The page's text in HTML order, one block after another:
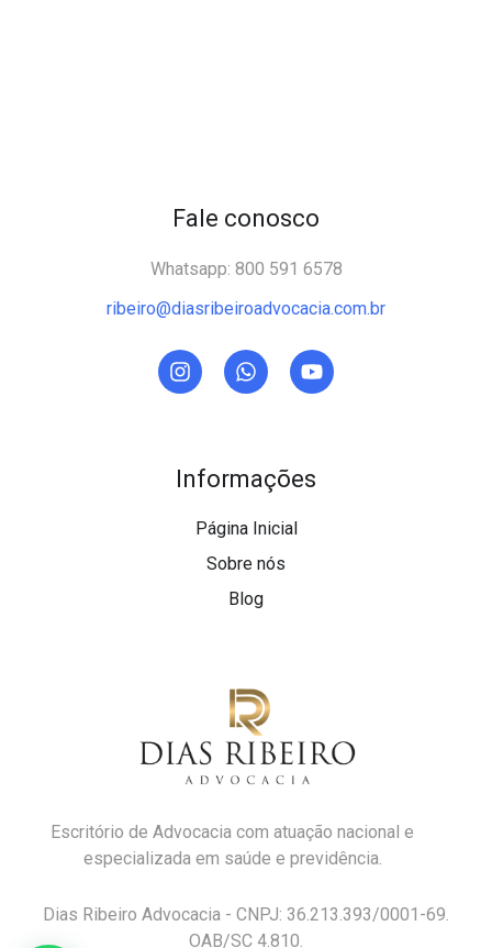
Escritório de Advocacia com atuação nacional e
especializada em saúde e previdência.
Dias Ribeiro Advocacia - CNPJ: 36.213.393/0001-69.
OAB/SC 4.810.
Informações
Página Inicial
Sobre nós
Blog
Fale conosco
Whatsapp: 800 591 6578
ribeiro@diasribeiroadvocacia.com.br